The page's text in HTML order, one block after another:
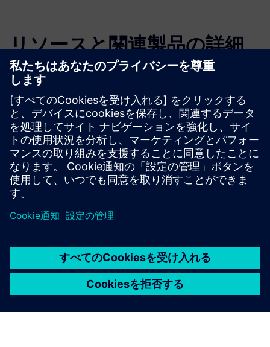
リソースと関連製品の詳細
その他の情報とリソース
詳細情報
必要条件
なし